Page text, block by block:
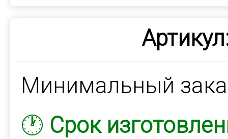
Минимальный
🕐 Срок